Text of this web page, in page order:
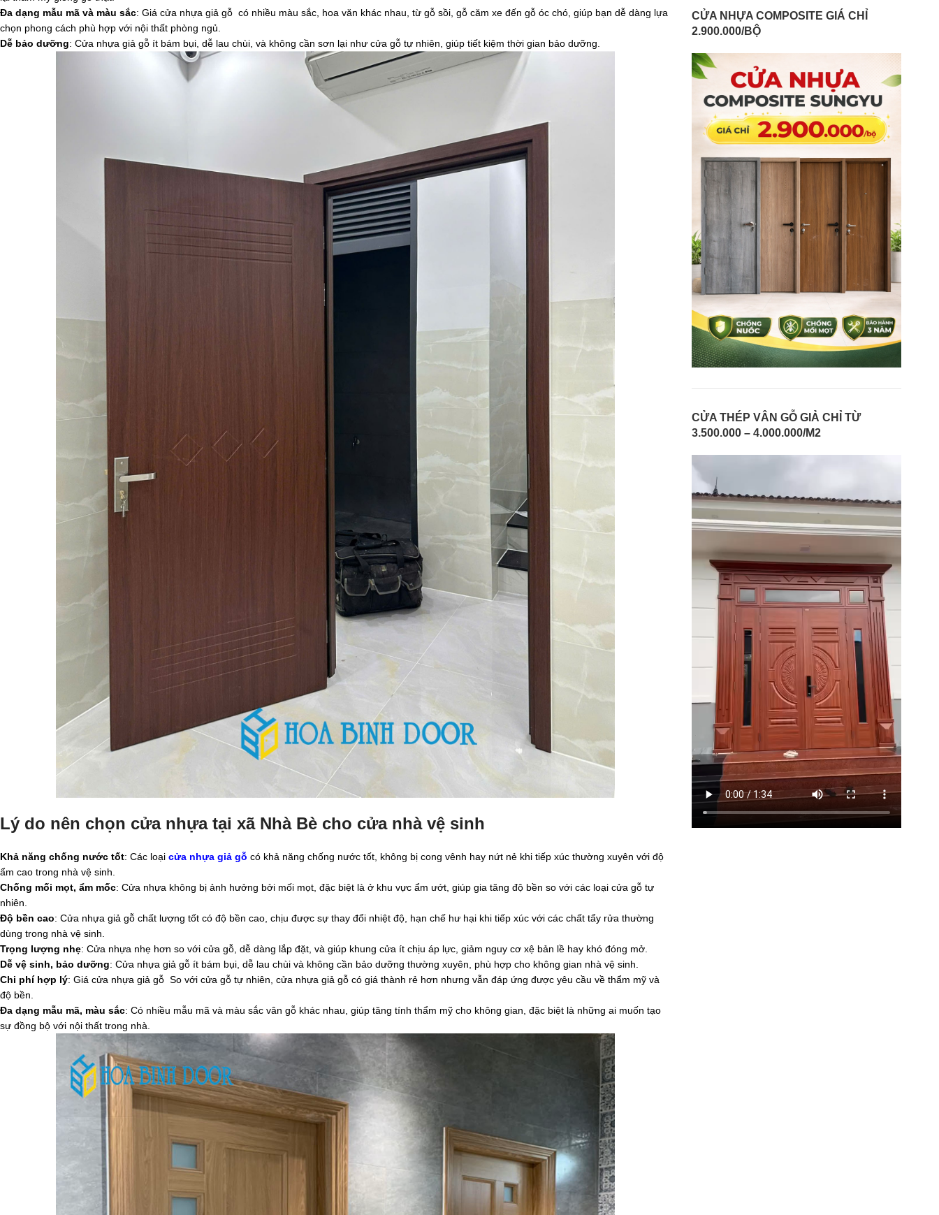
Đa dạng mẫu mã và màu sắc: Giá cửa nhựa giả gỗ có nhiều màu sắc, hoa văn khác nhau, từ gỗ sồi, gỗ căm xe đến gỗ óc chó, giúp bạn dễ dàng lựa
chọn phong cách phù hợp với nội thất phòng ngủ.
Dễ bảo dưỡng: Cửa nhựa giả gỗ ít bám bụi, dễ lau chùi, và không cần sơn lại như cửa gỗ tự nhiên, giúp tiết kiệm thời gian bảo dưỡng.
Lý do nên chọn cửa nhựa tại xã Nhà Bè cho cửa nhà vệ sinh
Khả năng chống nước tốt: Các loại cửa nhựa giả gỗ có khả năng chống nước tốt, không bị cong vênh hay nứt nẻ khi tiếp xúc thường xuyên với độ
ẩm cao trong nhà vệ sinh.
Chống mối mọt, ẩm mốc: Cửa nhựa không bị ảnh hưởng bởi mối mọt, đặc biệt là ở khu vực ẩm ướt, giúp gia tăng độ bền so với các loại cửa gỗ tự
nhiên.
Độ bền cao: Cửa nhựa giả gỗ chất lượng tốt có độ bền cao, chịu được sự thay đổi nhiệt độ, hạn chế hư hại khi tiếp xúc với các chất tẩy rửa thường
dùng trong nhà vệ sinh.
Trọng lượng nhẹ: Cửa nhựa nhẹ hơn so với cửa gỗ, dễ dàng lắp đặt, và giúp khung cửa ít chịu áp lực, giảm nguy cơ xệ bản lề hay khó đóng mở.
Dễ vệ sinh, bảo dưỡng: Cửa nhựa giả gỗ ít bám bụi, dễ lau chùi và không cần bảo dưỡng thường xuyên, phù hợp cho không gian nhà vệ sinh.
Chi phí hợp lý: Giá cửa nhựa giả gỗ So với cửa gỗ tự nhiên, cửa nhựa giả gỗ có giá thành rẻ hơn nhưng vẫn đáp ứng được yêu cầu về thẩm mỹ và
độ bền.
Đa dạng mẫu mã, màu sắc: Có nhiều mẫu mã và màu sắc vân gỗ khác nhau, giúp tăng tính thẩm mỹ cho không gian, đặc biệt là những ai muốn tạo
sự đồng bộ với nội thất trong nhà.
CỬA NHỰA COMPOSITE GIÁ CHỈ
2.900.000/BỘ
CỬA THÉP VÂN GỖ GIẢ CHỈ TỪ
3.500.000 – 4.000.000/M2